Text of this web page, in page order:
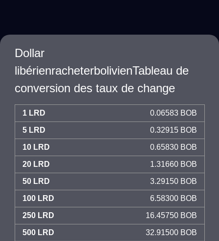
Dollar
libérienracheterbolivienTableau de
conversion des taux de change
1 LRD 0.06583 BOB
5 LRD 0.32915 BOB
10 LRD 0.65830 BOB
20 LRD 1.31660 BOB
50 LRD 3.29150 BOB
100 LRD 6.58300 BOB
250 LRD 16.45750 BOB
500 LRD 32.91500 BOB